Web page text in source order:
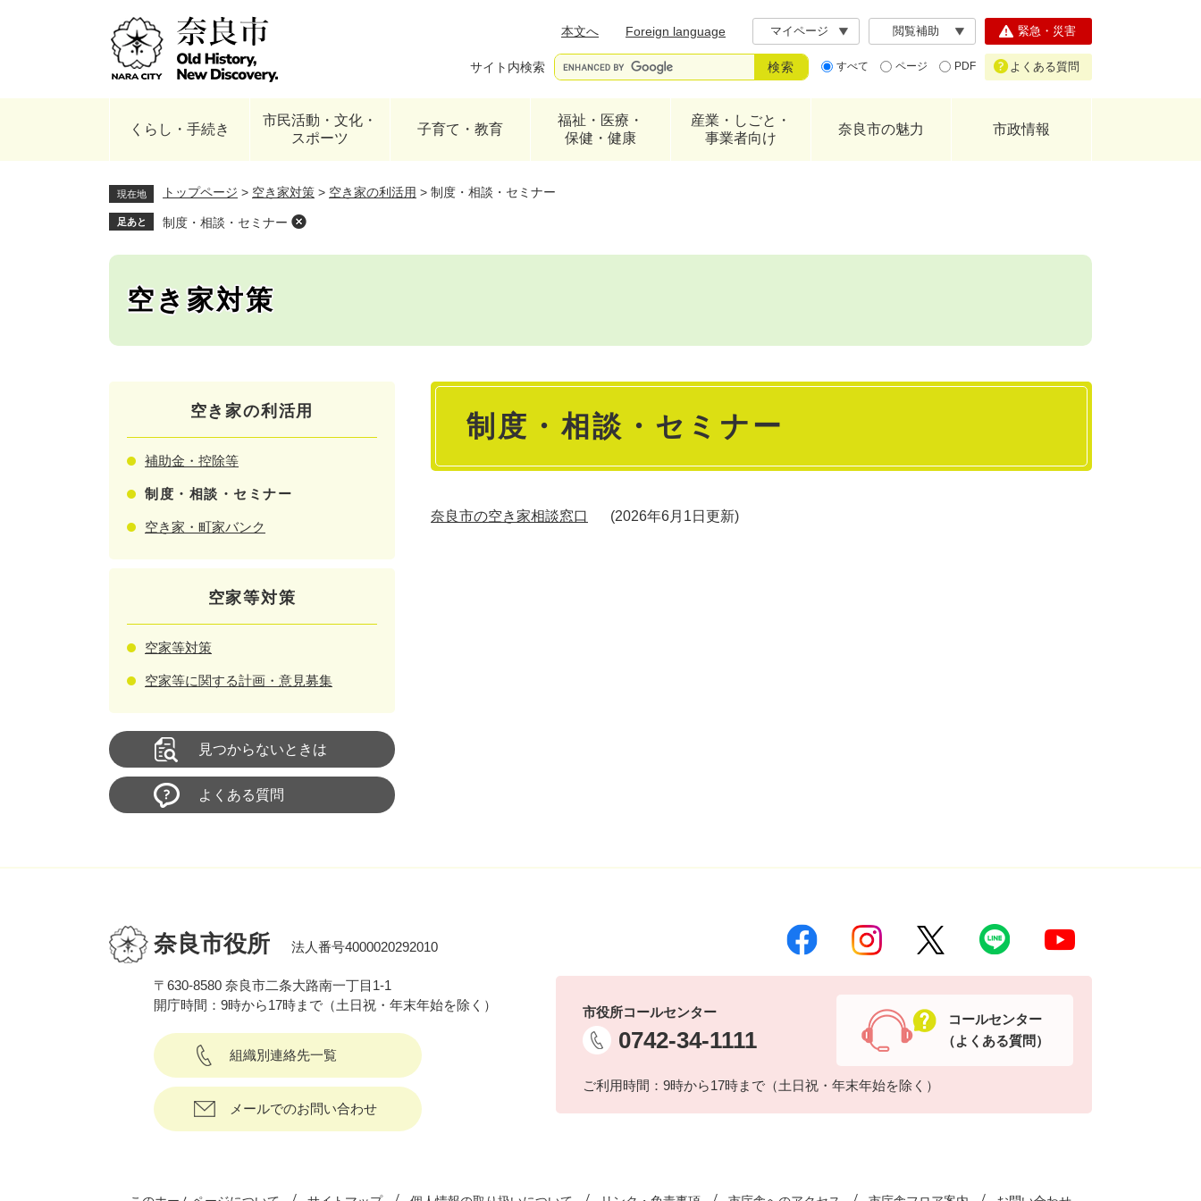
本文へ
Foreign language マイページ 閲覧補助
サイト内検索 すべて ページ PDF
緊急・災害
よくある質問
くらし・手続き
市民活動・文化・
スポーツ
子育て・教育
福祉・医療・
保健・健康
産業・しごと・
事業者向け
奈良市の魅力 市政情報
現在地 トップページ > 空き家対策 > 空き家の利活用 > 制度・相談・セミナー
足あと 制度・相談・セミナー
空き家対策
本
制度・相談・セミナー
奈良市の空き家相談窓口 2026年6月1日更新
空き家の利活用
補助金・控除等
制度・相談・セミナー
空き家・町家バンク
空家等対策
空家等対策
空家等に関する計画・意見募集
見つからないときは
よくある質問
奈良市役所 法人番号4000020292010
〒630-8580 奈良市二条大路南一丁目1-1
開庁時間：9時から17時まで（土日祝・年末年始を除く）
組織別連絡先一覧
メールでのお問い合わせ
市役所コールセンター
0742-34-1111
ご利用時間：9時から17時まで（土日祝・年末年始を除く）
コールセンター
（よくある質問）